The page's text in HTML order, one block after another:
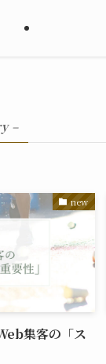
–
new
集客の「ス